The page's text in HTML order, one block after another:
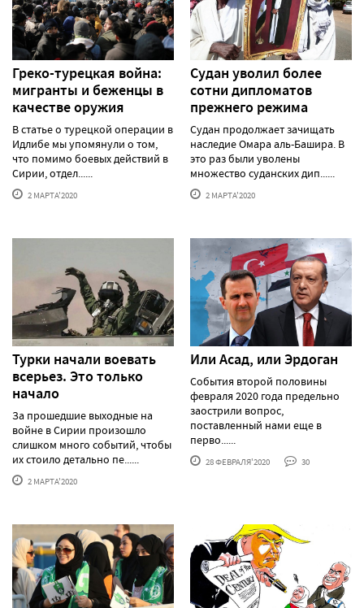
Греко-турецкая война:
мигранты и беженцы в
качестве оружия
В статье о турецкой операции в
Идлибе мы упомянули о том,
что помимо боевых действий в
Сирии, отдел......
2 МАРТА'2020
Судан уволил более
сотни дипломатов
прежнего режима
Судан продолжает зачищать
наследие Омара аль-Башира. В
это раз были уволены
множество суданских дип......
2 МАРТА'2020
Турки начали воевать
всерьез. Это только
начало
За прошедшие выходные на
войне в Сирии произошло
слишком много событий, чтобы
их стоило детально пе......
2 МАРТА'2020
Или Асад, или Эрдоган
События второй половины
февраля 2020 года предельно
заострили вопрос,
поставленный нами еще в
перво......
28 ФЕВРАЛЯ'2020 30